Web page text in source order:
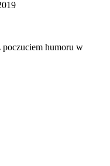
poczuciem humoru w